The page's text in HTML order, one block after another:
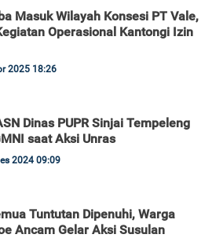
Masuk Wilayah Konsesi PT Vale,
Operasional Kantongi Izin
2025 18:26
Dinas PUPR Sinjai Tempeleng
saat Aksi Unras
2024 09:09
Tuntutan Dipenuhi, Warga
Ancam Gelar Aksi Susulan